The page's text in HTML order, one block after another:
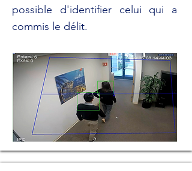
possible d'identifier celui qui a
commis le délit.